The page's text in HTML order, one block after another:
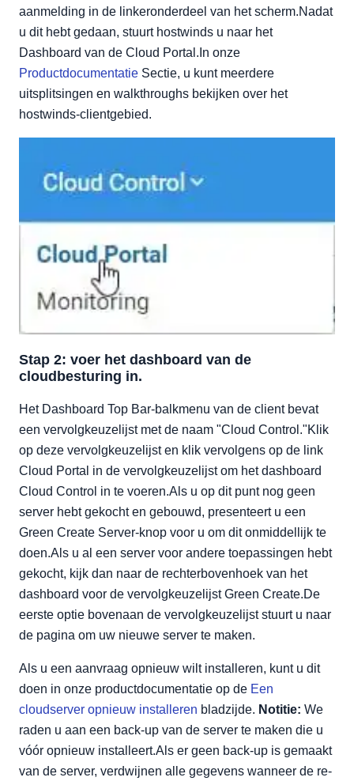
aanmelding in de linkeronderdeel van het scherm.Nadat
u dit hebt gedaan, stuurt hostwinds u naar het
Dashboard van de Cloud Portal.In onze
Productdocumentatie Sectie, u kunt meerdere
uitsplitsingen en walkthroughs bekijken over het
hostwinds-clientgebied.
Stap 2: voer het dashboard van de
cloudbesturing in.
Het Dashboard Top Bar-balkmenu van de client bevat
een vervolgkeuzelijst met de naam "Cloud Control."Klik
op deze vervolgkeuzelijst en klik vervolgens op de link
Cloud Portal in de vervolgkeuzelijst om het dashboard
Cloud Control in te voeren.Als u op dit punt nog geen
server hebt gekocht en gebouwd, presenteert u een
Green Create Server-knop voor u om dit onmiddellijk te
doen.Als u al een server voor andere toepassingen hebt
gekocht, kijk dan naar de rechterbovenhoek van het
dashboard voor de vervolgkeuzelijst Green Create.De
eerste optie bovenaan de vervolgkeuzelijst stuurt u naar
de pagina om uw nieuwe server te maken.
Als u een aanvraag opnieuw wilt installeren, kunt u dit
doen in onze productdocumentatie op de Een
cloudserver opnieuw installeren bladzijde. Notitie: We
raden u aan een back-up van de server te maken die u
vóór opnieuw installeert.Als er geen back-up is gemaakt
van de server, verdwijnen alle gegevens wanneer de re-